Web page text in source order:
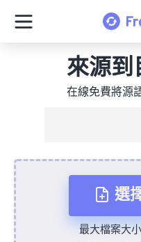
來源到
在線免費將源
選
最大檔案大